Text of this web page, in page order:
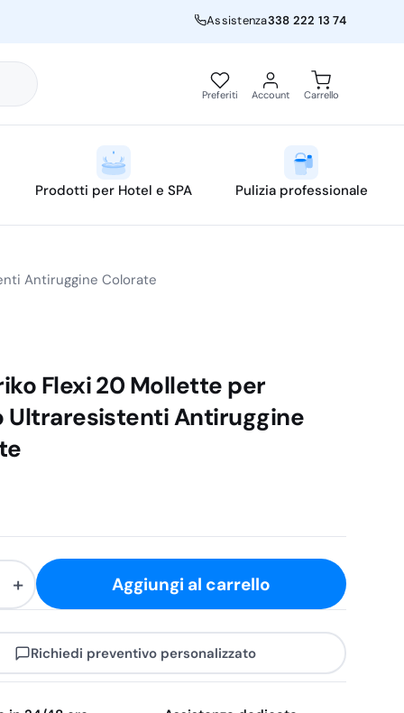
Assistenza338 222 13 74
Preferiti Account Carrello
Prodotti per Hotel e SPA Pulizia professionale
Antiruggine Colorate
Flexi 20 Mollette per
Ultraresistenti Antiruggine
+ Aggiungi al carrello
Richiedi preventivo personalizzato